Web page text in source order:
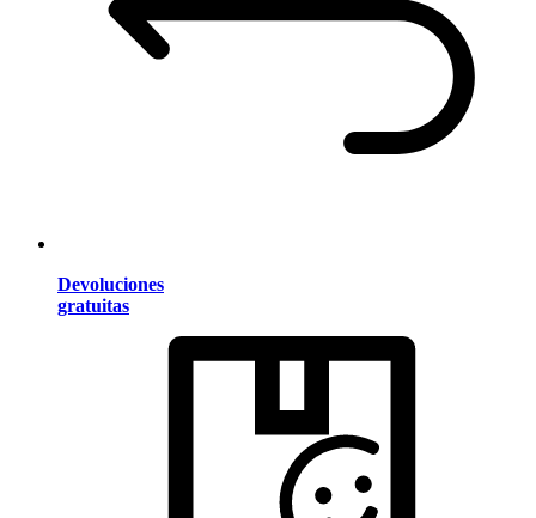
Devoluciones
gratuitas